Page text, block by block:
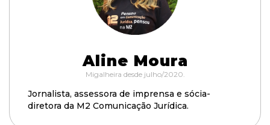
Aline Moura
Migalheira desde julho/2020.
Jornalista, assessora de imprensa e sócia-
diretora da M2 Comunicação Jurídica.